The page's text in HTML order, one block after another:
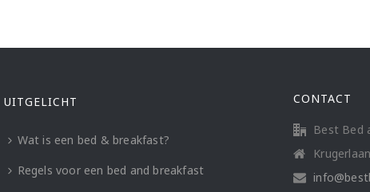
UITGELICHT
Wat is een bed & breakfast?
Regels voor een bed and breakfast
CONTACT
Best Bed